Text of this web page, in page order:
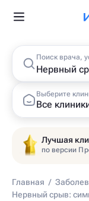
Поиск врача,
Выберите
Все
Лучшая
по версии
Главная /
Нервный срыв: